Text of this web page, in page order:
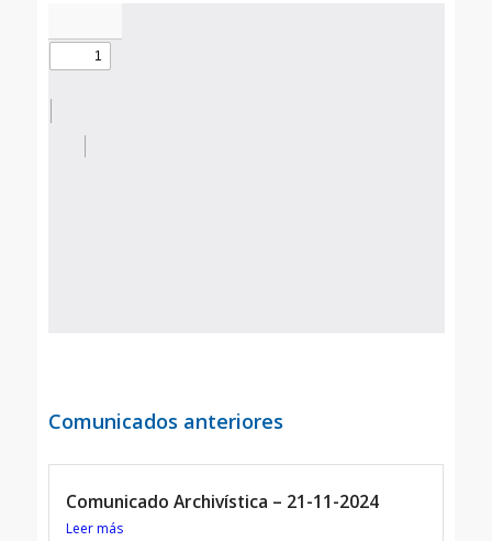
Comunicados anteriores
Comunicado Archivística – 21-11-2024
Leer más